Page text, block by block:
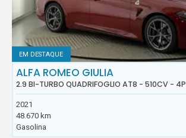
EM DESTAQUE
ALFA ROMEO GIULIA
2.9 BI-TURBO QUADRIFOGLIO AT8 - 510CV - 4P
2021
48.670 km
Gasolina